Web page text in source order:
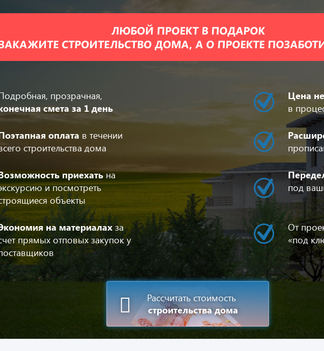
ЛЮБОЙ ПРОЕКТ В ПОДАРОК
СТРОИТЕЛЬСТВО ДОМА, А О ПРОЕКТЕ
прозрачная,
смета за 1 день
оплата в течении
строительства дома
приехатьна
и посмотреть
объекты
на материалах за
прямых отповых закупок у
Цена
в
под
От
«под
Рассчитать стоимость
строительства дома